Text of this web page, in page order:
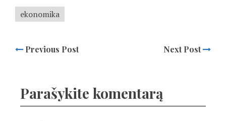
ekonomika
Previous Post Next Post
Parašykite komentarą